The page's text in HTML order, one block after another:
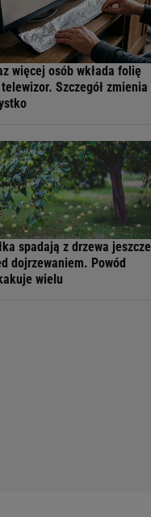
więcej osób wkłada folię
Szczegół zmienia
spadają z drzewa jeszcze
dojrzewaniem. Powód
wielu